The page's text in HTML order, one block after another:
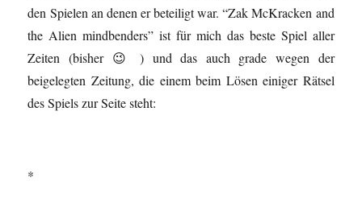
den Spielen an denen er beteiligt war. “Zak McKracken and
the Alien mindbenders” ist für mich das beste Spiel aller
Zeiten (bisher 😉 ) und das auch grade wegen der
beigelegten Zeitung, die einem beim Lösen einiger Rätsel
des Spiels zur Seite steht:
*